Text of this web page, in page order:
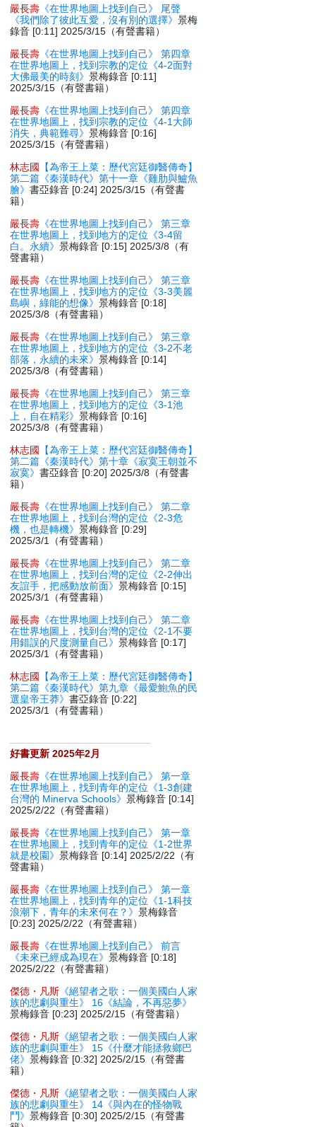
嚴長壽 《在世界地圖上找到自己》 尾聲
《我們除了彼此互愛，沒有別的選擇》景梅
錄音 [0:11] 2025/3/15（有聲書籍）
嚴長壽 《在世界地圖上找到自己》 第四章
在世界地圖上，找到宗教的定位《4-2面對
大佛最美的時刻》景梅錄音 [0:11]
2025/3/15（有聲書籍）
嚴長壽 《在世界地圖上找到自己》 第四章
在世界地圖上，找到宗教的定位《4-1大師
消失，典範難尋》景梅錄音 [0:16]
2025/3/15（有聲書籍）
林志國
【為帝王上菜：歷代宮廷御醫傳奇】
第二篇《秦漢時代》第十一章《雞肋與鱸魚
膾》書亞錄音 [0:24] 2025/3/15（有聲書
籍）
嚴長壽 《在世界地圖上找到自己》 第三章
在世界地圖上，找到地方的定位《3-4留
白。永續》景梅錄音 [0:15] 2025/3/8（有
聲書籍）
嚴長壽 《在世界地圖上找到自己》 第三章
在世界地圖上，找到地方的定位《3-3美麗
島嶼，綠能的想像》景梅錄音 [0:18]
2025/3/8（有聲書籍）
嚴長壽 《在世界地圖上找到自己》 第三章
在世界地圖上，找到地方的定位《3-2不老
部落，永續的未來》景梅錄音 [0:14]
2025/3/8（有聲書籍）
嚴長壽 《在世界地圖上找到自己》 第三章
在世界地圖上，找到地方的定位《3-1池
上，自在精彩》景梅錄音 [0:16]
2025/3/8（有聲書籍）
林志國
【為帝王上菜：歷代宮廷御醫傳奇】
第二篇《秦漢時代》第十章《寂寞王朝並不
寂寞》書亞錄音 [0:20] 2025/3/8（有聲書
籍）
嚴長壽 《在世界地圖上找到自己》 第二章
在世界地圖上，找到台灣的定位《2-3危
機，也是轉機》景梅錄音 [0:29]
2025/3/1（有聲書籍）
嚴長壽 《在世界地圖上找到自己》 第二章
在世界地圖上，找到台灣的定位《2-2伸出
友誼手，把感動放前面》景梅錄音 [0:15]
2025/3/1（有聲書籍）
嚴長壽 《在世界地圖上找到自己》 第二章
在世界地圖上，找到台灣的定位《2-1不要
用錯誤的尺度測量自己》景梅錄音 [0:17]
2025/3/1（有聲書籍）
林志國
【為帝王上菜：歷代宮廷御醫傳奇】
第二篇《秦漢時代》第九章《最愛鮑魚的民
選皇帝王莽》書亞錄音 [0:22]
2025/3/1（有聲書籍）
好書更新 2025年2月
嚴長壽 《在世界地圖上找到自己》 第一章
在世界地圖上，找到青年的定位《1-3創建
台灣的 Minerva Schools》景梅錄音 [0:14]
2025/2/22（有聲書籍）
嚴長壽 《在世界地圖上找到自己》 第一章
在世界地圖上，找到青年的定位《1-2世界
就是校園》景梅錄音 [0:14] 2025/2/22（有
聲書籍）
嚴長壽 《在世界地圖上找到自己》 第一章
在世界地圖上，找到青年的定位《1-1科技
浪潮下，青年的未來何在？》景梅錄音
[0:23] 2025/2/22（有聲書籍）
嚴長壽 《在世界地圖上找到自己》 前言
《未來已經成為現在》景梅錄音 [0:18]
2025/2/22（有聲書籍）
傑德・凡斯 《絕望者之歌：一個美國白人家
族的悲劇與重生》 16《結論，不再惡夢》
景梅錄音 [0:23] 2025/2/15（有聲書籍）
傑德・凡斯 《絕望者之歌：一個美國白人家
族的悲劇與重生》 15《什麼才能拯救鄉巴
佬》景梅錄音 [0:32] 2025/2/15（有聲書
籍）
傑德・凡斯 《絕望者之歌：一個美國白人家
族的悲劇與重生》 14《與內在的怪物戰
鬥》景梅錄音 [0:30] 2025/2/15（有聲書